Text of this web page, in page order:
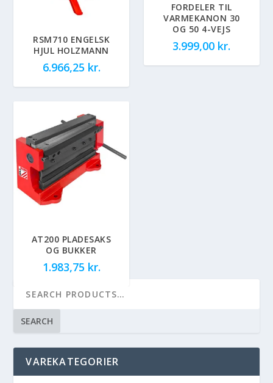
RSM710 ENGELSK
HJUL HOLZMANN
6.966,25 kr.
FORDELER TIL
VARMEKANON 30
OG 50 4-VEJS
3.999,00 kr.
AT200 PLADESAKS
OG BUKKER
1.983,75 kr.
SEARCH
VAREKATEGORIER